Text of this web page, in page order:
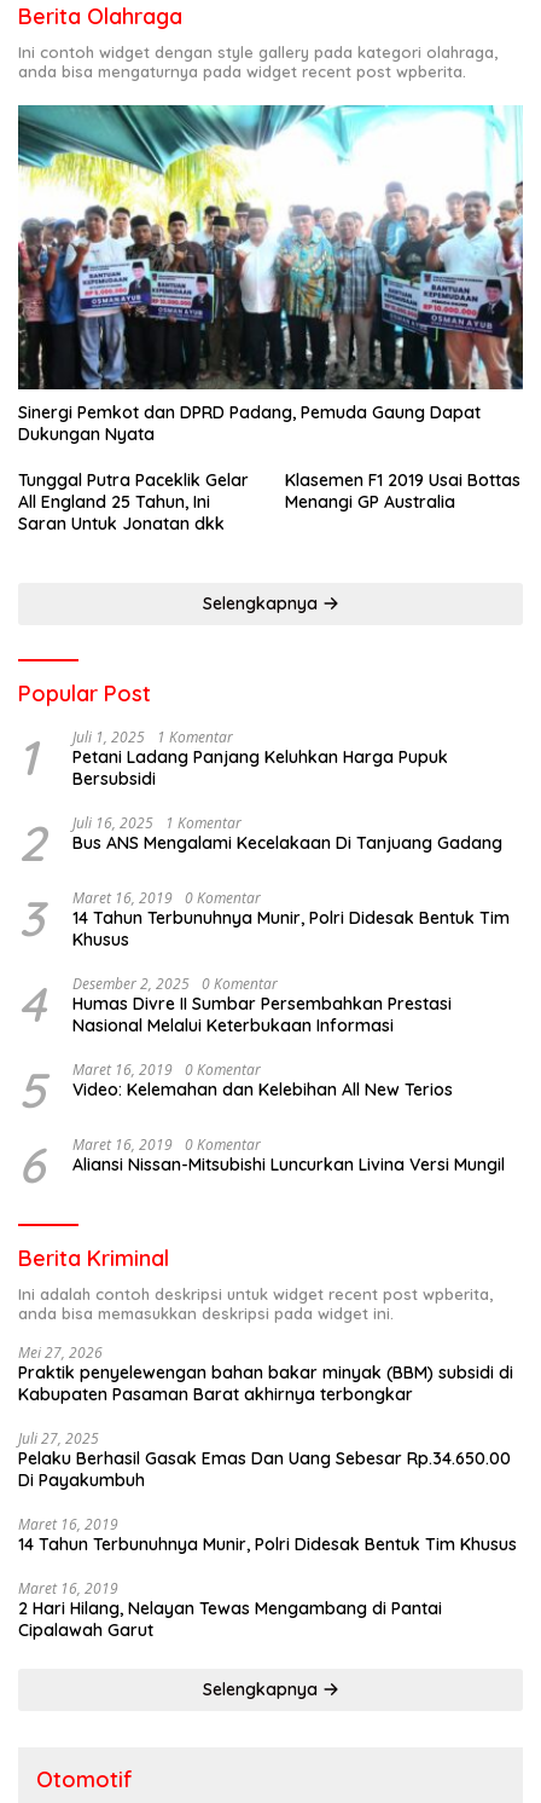
Berita Olahraga
Ini contoh widget dengan style gallery pada kategori olahraga,
anda bisa mengaturnya pada widget recent post wpberita.
Sinergi Pemkot dan DPRD Padang, Pemuda Gaung Dapat
Dukungan Nyata
Tunggal Putra Paceklik Gelar
All England 25 Tahun, Ini
Saran Untuk Jonatan dkk
Klasemen F1 2019 Usai Bottas
Menangi GP Australia
Selengkapnya
Popular Post
1 Juli 1, 2025 1 Komentar
Petani Ladang Panjang Keluhkan Harga Pupuk
Bersubsidi
2 Juli 16, 2025 1 Komentar
Bus ANS Mengalami Kecelakaan Di Tanjuang Gadang
3 Maret 16, 2019 0 Komentar
14 Tahun Terbunuhnya Munir, Polri Didesak Bentuk Tim
Khusus
4 Desember 2, 2025 0 Komentar
Humas Divre II Sumbar Persembahkan Prestasi
Nasional Melalui Keterbukaan Informasi
5 Maret 16, 2019 0 Komentar
Video: Kelemahan dan Kelebihan All New Terios
6 Maret 16, 2019 0 Komentar
Aliansi Nissan-Mitsubishi Luncurkan Livina Versi Mungil
Berita Kriminal
Ini adalah contoh deskripsi untuk widget recent post wpberita,
anda bisa memasukkan deskripsi pada widget ini.
Mei 27, 2026
Praktik penyelewengan bahan bakar minyak (BBM) subsidi di
Kabupaten Pasaman Barat akhirnya terbongkar
Juli 27, 2025
Pelaku Berhasil Gasak Emas Dan Uang Sebesar Rp.34.650.00
Di Payakumbuh
Maret 16, 2019
14 Tahun Terbunuhnya Munir, Polri Didesak Bentuk Tim Khusus
Maret 16, 2019
2 Hari Hilang, Nelayan Tewas Mengambang di Pantai
Cipalawah Garut
Selengkapnya
Otomotif